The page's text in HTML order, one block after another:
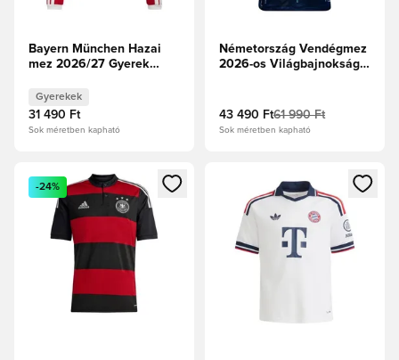
Bayern München Hazai
mez 2026/27 Gyerek
Gyerekek
31 490 Ft
Sok méretben kapható
Németország Vendégmez
2026-os Világbajnokság
43 490 Ft61 990 Ft
Sok méretben kapható
Megnyit egy modált a bejelentkezéshez vagy a tagként
-24%
Megnyit egy modált a